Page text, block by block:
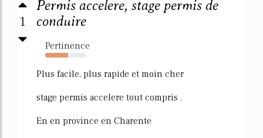
1
Permis accelere, stage permis de
conduire
Pertinence
56%
Plus facile, plus rapide et moin cher
stage permis accelere tout compris .
En en province en Charente